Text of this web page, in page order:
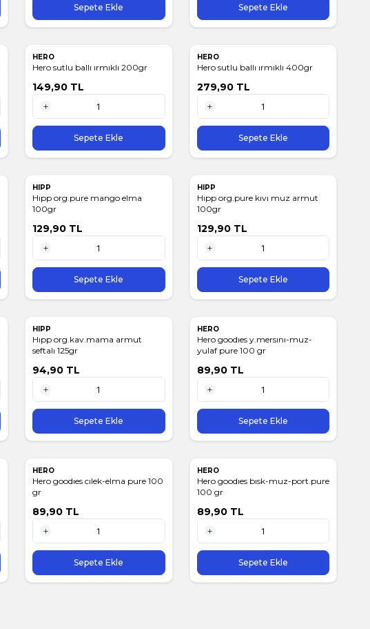
Sepete Ekle
Sepete Ekle
HERO
Hero sutlu ballı ırmıklı 200gr
149,90 TL
1 Adet
Sepete Ekle
HERO
Hero sutlu ballı ırmıklı 400gr
279,90TL
1 Adet
Sepete Ekle
HIPP
Hıpp org.pure mango elma
100gr
129,90 TL
1 Adet
Sepete Ekle
HIPP
Hıpp org.pure kıvı muz armut
100gr
129,90TL
1 Adet
Sepete Ekle
HIPP
Hıpp org.kav.mama armut
seftalı 125gr
94,90 TL
1 Adet
Sepete Ekle
HERO
Hero goodıes y.mersını-muz-
yulaf pure 100 gr
89,90TL
1 Adet
Sepete Ekle
HERO
Hero goodıes cılek-elma pure 100
gr
89,90 TL
1 Adet
Sepete Ekle
HERO
Hero goodıes bısk-muz-port.pure
100 gr
89,90TL
1 Adet
Sepete Ekle